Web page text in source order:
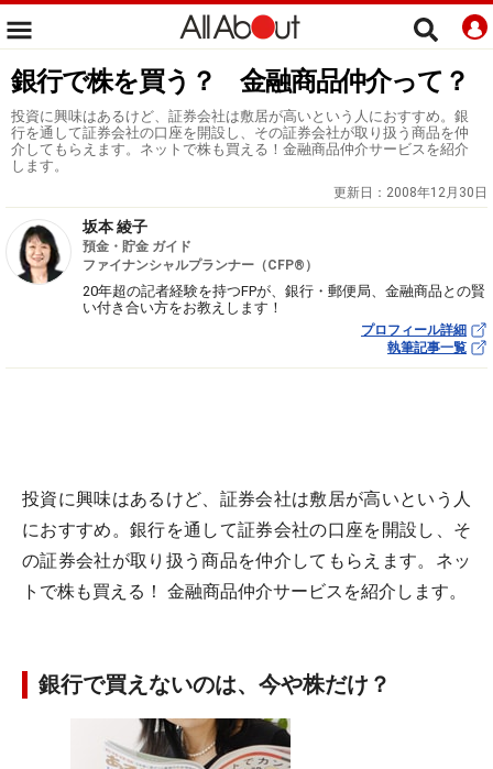
銀行で株を買う？ 金融商品仲介って？
投資に興味はあるけど、証券会社は敷居が高いという人におすすめ。銀
行を通して証券会社の口座を開設し、その証券会社が取り扱う商品を仲
介してもらえます。ネットで株も買える！金融商品仲介サービスを紹介
します。
更新日： 2008年12月30日
坂本 綾子
預金・貯金 ガイド
ファイナンシャルプランナー（CFP®）
20年超の記者経験を持つFPが、銀行・郵便局、金融商品との賢
い付き合い方をお教えします！
プロフィール詳細
執筆記事一覧
投資に興味はあるけど、証券会社は敷居が高いという人
におすすめ。銀行を通して証券会社の口座を開設し、そ
の証券会社が取り扱う商品を仲介してもらえます。ネッ
トで株も買える！ 金融商品仲介サービスを紹介します。
銀行で買えないのは、今や株だけ？